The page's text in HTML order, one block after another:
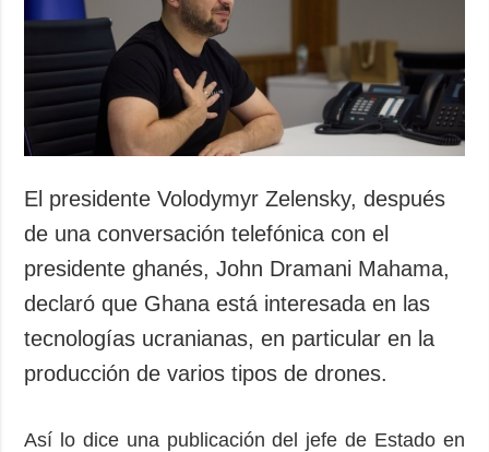
Sociedad y
Cultura
Deportes
Crimen
Desastres y
datos personales
ADICIONAL
Podcasts
Publicaciones
Entrevistas
Fotos
Releases
SERVICIOS
Suscripción
Banco de
imágenes
El presidente Volodymyr Zelensky, después
de una conversación telefónica con el
presidente ghanés, John Dramani Mahama,
declaró que Ghana está interesada en las
tecnologías ucranianas, en particular en la
producción de varios tipos de drones.
Así lo dice una publicación del jefe de Estado en